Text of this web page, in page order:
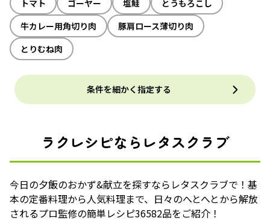
トマト
ゴーヤー 塩鮭
とうもろこし
牛カレー用角切り肉
豚肩ロース薄切り肉
とりむね肉
条件を細かく指定する
ラクレシピならレタスクラブ
今日の夕飯のおかず&献立を探すならレタスクラブで！基
本の定番料理から人気料理まで、日々のへとへとから解放
されるプロ監修の簡単レシピ36582品をご紹介！